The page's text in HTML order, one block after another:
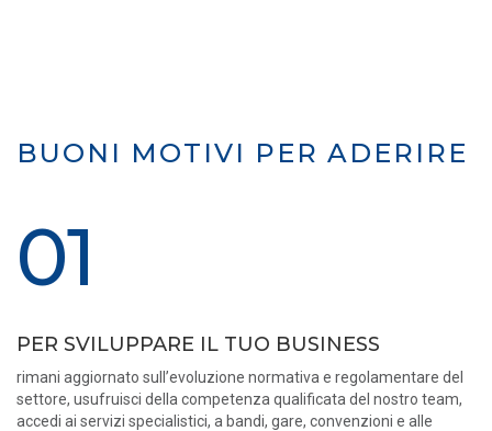
BUONI MOTIVI PER ADERIRE
01
PER SVILUPPARE IL TUO BUSINESS
rimani aggiornato sull’evoluzione normativa e regolamentare del
settore, usufruisci della competenza qualificata del nostro team,
accedi ai servizi specialistici, a bandi, gare, convenzioni e alle